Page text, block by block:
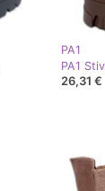
PA1
26,31 €